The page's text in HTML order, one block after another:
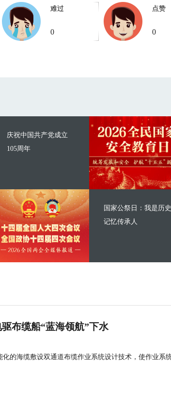
难过
0
点赞
0
庆祝中国共产党成立
105周年
国家公祭日：我是历史
记忆传承人
布缆船“蓝海领航”下水
的海缆敷设双通道布缆作业系统设计技术，使作业系